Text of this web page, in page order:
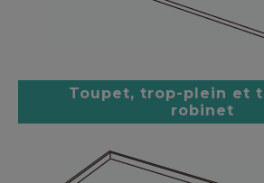
Toupet, trop-plein et
robinet